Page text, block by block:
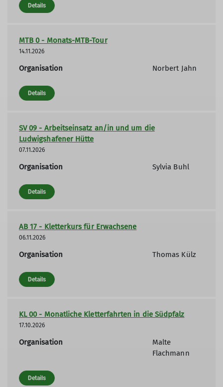
Details
MTB 0 - Monats-MTB-Tour
14.11.2026
Organisation Norbert Jahn
Details
SV 09 - Arbeitseinsatz an/in und um die
Ludwigshafener Hütte
07.11.2026
Organisation Sylvia Buhl
Details
AB 17 - Kletterkurs für Erwachsene
06.11.2026
Organisation Thomas Külz
Details
KL 00 - Monatliche Kletterfahrten in die Südpfalz
17.10.2026
Organisation
Malte
Flachmann
Details